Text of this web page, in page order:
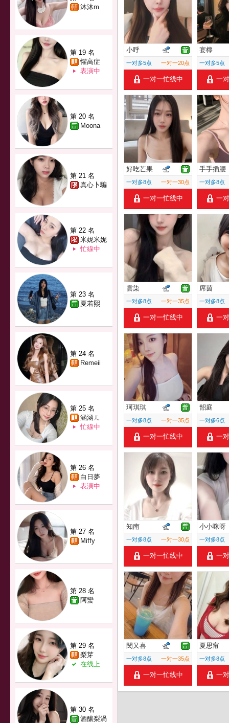
沐沐m
第 19 名
懼高症
表演中
第 20 名
Moona
第 21 名
真心卜騙
第 22 名
米妮米妮
忙線中
第 23 名
夏若熙
第 24 名
Remeii
第 25 名
涵涵ㄦ
忙線中
第 26 名
白日夢
表演中
第 27 名
Miffy
第 28 名
阿蠻
第 29 名
梨芽
在线上
第 30 名
酒釀梨渦
小呼
一对多5点 一对一20点
一对一忙线中
宴檸
一对多5点
一
好吃芒果
一对多8点 一对一30点
一对一忙线中
手手插腰
一对多8点
一
雲柒
一对多8点 一对一35点
一对一忙线中
席茵
一对多8点
一
珂琪琪
一对多8点 一对一35点
一对一忙线中
韶庭
一对多6点
一
知南
一对多8点 一对一30点
一对一忙线中
小小咪呀
一对多8点
一
閔又喜
一对多8点 一对一35点
一对一忙线中
夏思甯
一对多8点
一